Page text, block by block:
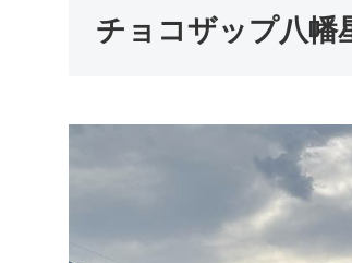
チョコザップ八幡